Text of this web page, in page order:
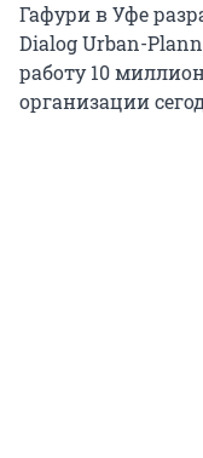
Гафури в Уфе
Dialog Urban-
работу 10
организации